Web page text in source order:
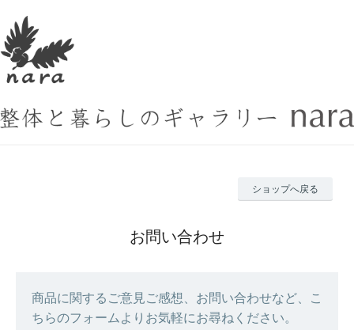
ショップへ戻る
お問い合わせ
商品に関するご意見ご感想、お問い合わせなど、こ
ちらのフォームよりお気軽にお尋ねください。